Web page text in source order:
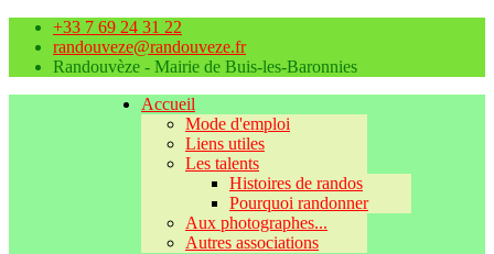
+33 7 69 24 31 22
randouveze@randouveze.fr
Randouvèze - Mairie de Buis-les-Baronnies
Accueil
Mode d'emploi
Liens utiles
Les talents
Histoires de randos
Pourquoi randonner
Aux photographes...
Autres associations